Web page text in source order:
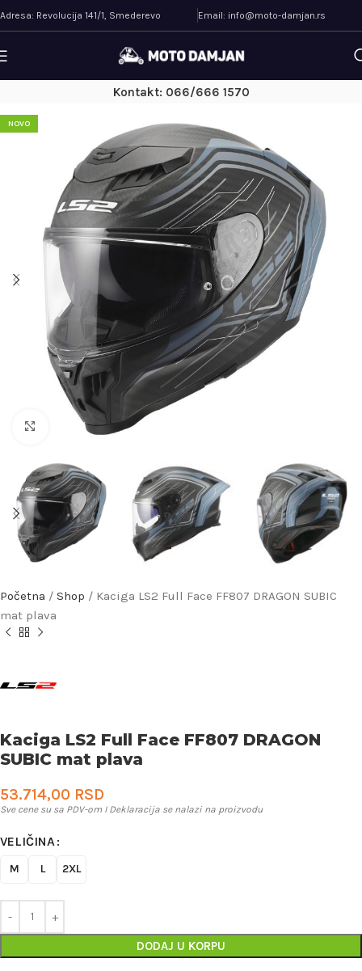
Adresa: Revolucija 141/1, Smederevo Email: info@moto-damjan.rs
Kontakt: 066/666 1570
NOVO
Uveličaj
Početna / Shop / Kaciga LS2 Full Face FF807 DRAGON SUBIC
mat plava
Kaciga LS2 Full Face FF807 DRAGON
SUBIC mat plava
53.714,00 RSD
Sve cene su sa PDV-om I Deklaracija se nalazi na proizvodu
VELIČINA
M L 2XL
DODAJ U KORPU